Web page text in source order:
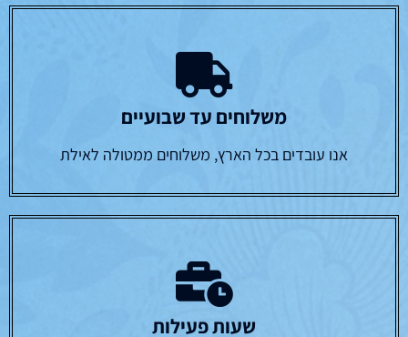
משלוחים עד שבועיים
אנו עובדים בכל הארץ, משלוחים ממטולה לאילת
שעות פעילות